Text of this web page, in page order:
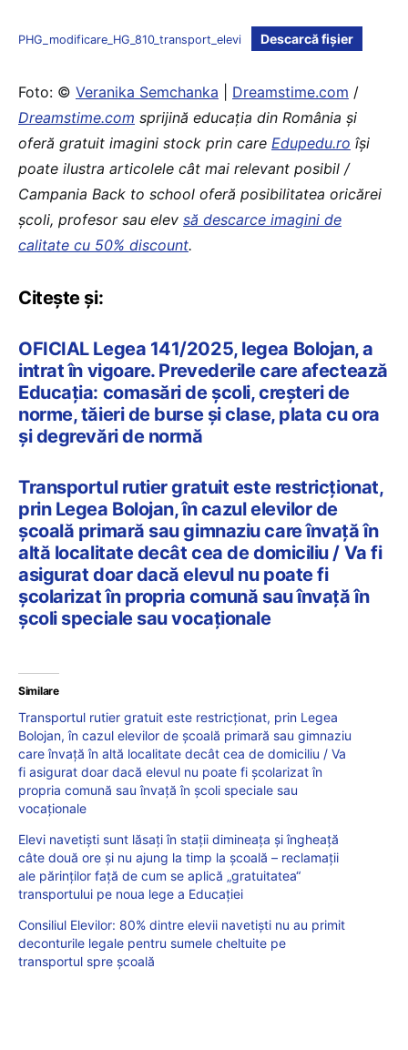
PHG_modificare_HG_810_transport_elevi Descarcă fișier
Foto: © Veranika Semchanka Dreamstime.com /
Dreamstime.com sprijină educaţia din România şi
oferă gratuit imagini stock prin care Edupedu.ro îşi
poate ilustra articolele cât mai relevant posibil /
Campania Back to school oferă posibilitatea oricărei
școli, profesor sau elev să descarce imagini de
calitate cu 50% discount.
Citește și:
OFICIAL Legea 141/2025, legea Bolojan, a
intrat în vigoare. Prevederile care afectează
Educația: comasări de școli, creșteri de
norme, tăieri de burse și clase, plata cu ora
și degrevări de normă
Transportul rutier gratuit este restricționat,
prin Legea Bolojan, în cazul elevilor de
școală primară sau gimnaziu care învață în
altă localitate decât cea de domiciliu / Va fi
asigurat doar dacă elevul nu poate fi
școlarizat în propria comună sau învață în
școli speciale sau vocaționale
Similare
Transportul rutier gratuit este restricționat, prin Legea
Bolojan, în cazul elevilor de școală primară sau gimnaziu
care învață în altă localitate decât cea de domiciliu / Va
fi asigurat doar dacă elevul nu poate fi școlarizat în
propria comună sau învață în școli speciale sau
vocaționale
Elevi navetiști sunt lăsați în stații dimineața și îngheață
câte două ore și nu ajung la timp la școală – reclamații
ale părinților față de cum se aplică „gratuitatea“
transportului pe noua lege a Educației
Consiliul Elevilor: 80% dintre elevii navetişti nu au primit
deconturile legale pentru sumele cheltuite pe
transportul spre şcoală